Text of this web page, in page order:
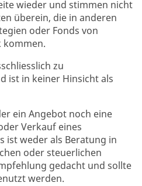
wieder und stimmen nicht
überein, die in anderen
oder Fonds von
kommen.
zu
ist in keiner Hinsicht als
ein Angebot noch eine
Verkauf eines
ist weder als Beratung in
oder steuerlichen
gedacht und sollte
werden.